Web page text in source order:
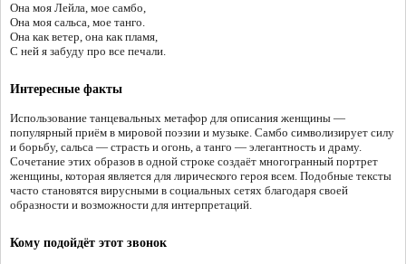
Она моя Лейла, мое самбо,
Она моя сальса, мое танго.
Она как ветер, она как пламя,
С ней я забуду про все печали.
Интересные факты
Использование танцевальных метафор для описания женщины —
популярный приём в мировой поэзии и музыке. Самбо символизирует силу
и борьбу, сальса — страсть и огонь, а танго — элегантность и драму.
Сочетание этих образов в одной строке создаёт многогранный портрет
женщины, которая является для лирического героя всем. Подобные тексты
часто становятся вирусными в социальных сетях благодаря своей
образности и возможности для интерпретаций.
Кому подойдёт этот звонок